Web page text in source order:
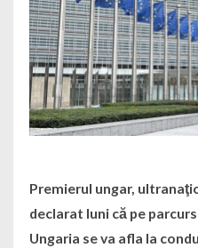
Premierul ungar,
declarat luni că pe
Ungaria se va afla la